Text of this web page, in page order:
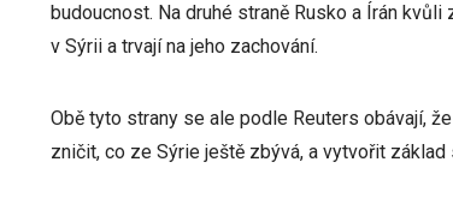
budoucnost. Na druhé straně Rusko a Írán
v Sýrii a trvají na jeho zachování.
Obě tyto strany se ale podle Reuters obávají,
zničit, co ze Sýrie ještě zbývá, a vytvořit